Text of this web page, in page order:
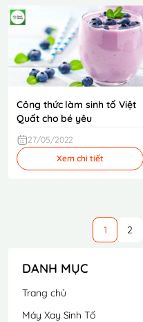
Công thức làm sinh tố Việt
Quất cho bé yêu
27/05/2022
Xem chi tiết
1 2
DANH MỤC
Trang chủ
Máy Xay Sinh Tố